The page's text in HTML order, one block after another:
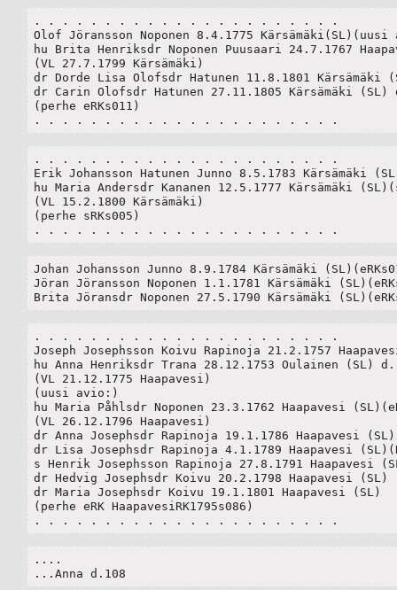
. . . . . . . . . . . . . . . . . . . . . .
Olof Jöransson Noponen 8.4.1775 Kärsämäki(SL)(uusi
hu Brita Henriksdr Noponen Puusaari 24.7.1767
(VL 27.7.1799 Kärsämäki)
dr Dorde Lisa Olofsdr Hatunen 11.8.1801 Kärsämäki (SL)
dr Carin Olofsdr Hatunen 27.11.1805 Kärsämäki (SL)
(perhe eRKs011)
. . . . . . . . . . . . . . . . . . . . . .
. . . . . . . . . . . . . . . . . . . . . .
Erik Johansson Hatunen Junno 8.5.1783 Kärsämäki
hu Maria Andersdr Kananen 12.5.1777 Kärsämäki
(VL 15.2.1800 Kärsämäki)
(perhe sRKs005)
. . . . . . . . . . . . . . . . . . . . . .
Johan Johansson Junno 8.9.1784 Kärsämäki
Jöran Jöransson Noponen 1.1.1781 Kärsämäki
Brita Jöransdr Noponen 27.5.1790 Kärsämäki
. . . . . . . . . . . . . . . . . . . . . .
Joseph Josephsson Koivu Rapinoja 21.2.1757
hu Anna Henriksdr Trana 28.12.1753 Oulainen (SL)
(VL 21.12.1775 Haapavesi)
(uusi avio:)
hu Maria Påhlsdr Noponen 23.3.1762 Haapavesi
(VL 26.12.1796 Haapavesi)
dr Anna Josephsdr Rapinoja 19.1.1786 Haapavesi (SL)
dr Lisa Josephsdr Rapinoja 4.1.1789 Haapavesi
s Henrik Josephsson Rapinoja 27.8.1791 Haapavesi
dr Hedvig Josephsdr Koivu 20.2.1798 Haapavesi (SL)
dr Maria Josephsdr Koivu 19.1.1801 Haapavesi (SL)
(perhe eRK HaapavesiRK1795s086)
. . . . . . . . . . . . . . . . . . . . . .
....
...Anna d.108